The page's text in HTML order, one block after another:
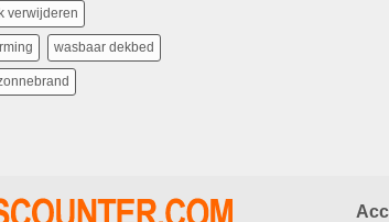
verwijderen
wasbaar dekbed